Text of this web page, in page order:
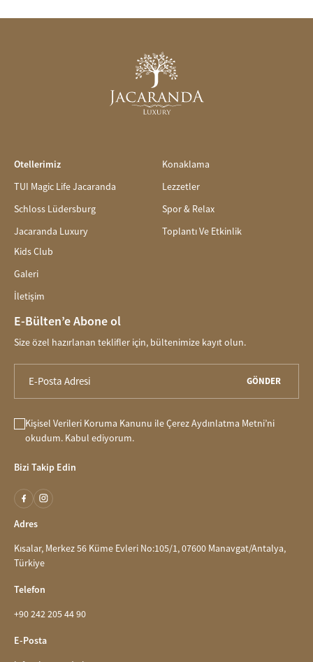
Otellerimiz
TUI Magic Life Jacaranda
Schloss Lüdersburg
Jacaranda Luxury
Konaklama
Lezzetler
Spor & Relax
Toplantı Ve Etkinlik
Kids Club
Galeri
İletişim
E-Bülten’e Abone ol
Size özel hazırlanan teklifler için, bültenimize kayıt olun.
GÖNDER
Kişisel Verileri Koruma Kanunu ileÇerez Aydınlatma Metni’ni
okudum. Kabul ediyorum.
Bizi Takip Edin
Adres
Kısalar, Merkez 56 Küme Evleri No:105/1, 07600 Manavgat/Antalya,
Türkiye
Telefon
+90 242 205 44 90
E-Posta